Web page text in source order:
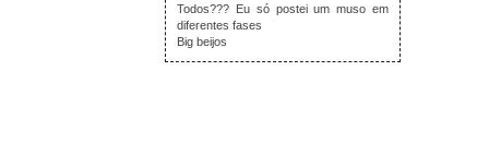
Todos??? Eu só postei um muso em
diferentes fases
Big beijos